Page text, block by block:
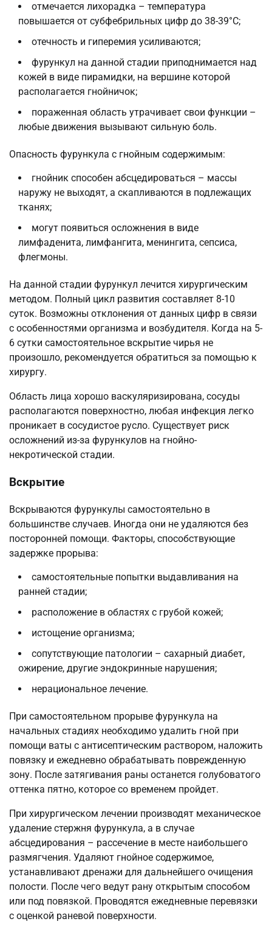
отмечается лихорадка – температура
повышается от субфебрильных цифр до 38-39°С;
отечность и гиперемия усиливаются;
фурункул на данной стадии приподнимается над
кожей в виде пирамидки, на вершине которой
располагается гнойничок;
пораженная область утрачивает свои функции –
любые движения вызывают сильную боль.
Опасность фурункула с гнойным содержимым:
гнойник способен абсцедироваться – массы
наружу не выходят, а скапливаются в подлежащих
тканях;
могут появиться осложнения в виде
лимфаденита, лимфангита, менингита, сепсиса,
флегмоны.
На данной стадии фурункул лечится хирургическим
методом. Полный цикл развития составляет 8-10
суток. Возможны отклонения от данных цифр в связи
с особенностями организма и возбудителя. Когда на 5-
6 сутки самостоятельное вскрытие чирья не
произошло, рекомендуется обратиться за помощью к
хирургу.
Область лица хорошо васкуляризирована, сосуды
располагаются поверхностно, любая инфекция легко
проникает в сосудистое русло. Существует риск
осложнений из-за фурункулов на гнойно-
некротической стадии.
Вскрытие
Вскрываются фурункулы самостоятельно в
большинстве случаев. Иногда они не удаляются без
посторонней помощи. Факторы, способствующие
задержке прорыва:
самостоятельные попытки выдавливания на
ранней стадии;
расположение в областях с грубой кожей;
истощение организма;
сопутствующие патологии – сахарный диабет,
ожирение, другие эндокринные нарушения;
нерациональное лечение.
При самостоятельном прорыве фурункула на
начальных стадиях необходимо удалить гной при
помощи ваты с антисептическим раствором, наложить
повязку и ежедневно обрабатывать поврежденную
зону. После затягивания раны останется голубоватого
оттенка пятно, которое со временем пройдет.
При хирургическом лечении производят механическое
удаление стержня фурункула, а в случае
абсцедирования – рассечение в месте наибольшего
размягчения. Удаляют гнойное содержимое,
устанавливают дренажи для дальнейшего очищения
полости. После чего ведут рану открытым способом
или под повязкой. Проводятся ежедневные перевязки
с оценкой раневой поверхности.